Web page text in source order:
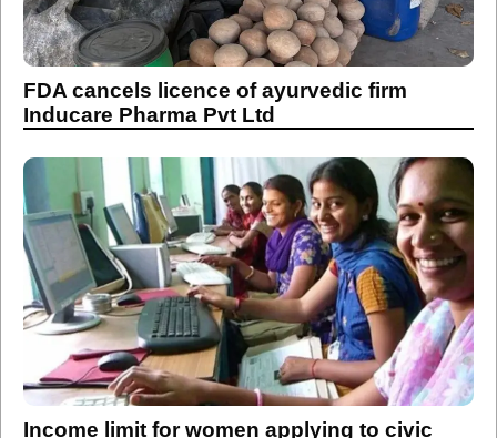
FDA cancels licence of ayurvedic firm
Inducare Pharma Pvt Ltd
Income limit for women applying to civic
welfare schemes raised to Rs 2.5 lakhs